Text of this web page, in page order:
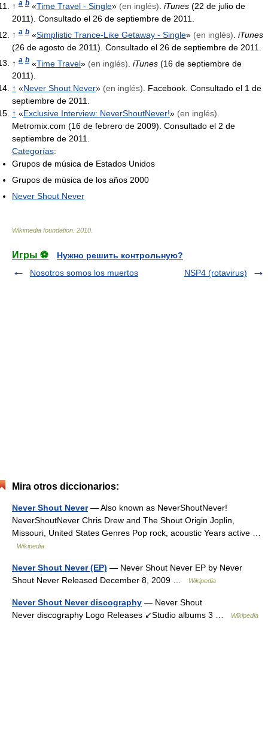
↑ a b «Time Travel - Single» (en inglés) iTunes (22 de julio de
2011). Consultado el 26 de septiembre de 2011.
↑ a b «Simplistic Trance-Like Getaway - Single» (en inglés) iTunes
(26 de agosto de 2011). Consultado el 26 de septiembre de 2011.
↑ a b «Time Travel» (en inglés) iTunes (16 de septiembre de
2011).
↑ «Never Shout Never» (en inglés). Facebook. Consultado el 1 de
septiembre de 2011.
↑ «Exclusive Interview: NeverShoutNever!» (en inglés).
Metromix.com (16 de febrero de 2009). Consultado el 2 de
septiembre de 2011.
Categorías:
Grupos de música de Estados Unidos
Grupos de música de los años 2000
Never Shout Never
Wikimedia foundation 2010
Игры ⚽
Нужно решить контрольную?
Nosotros somos los muertos
NSP4 (rotavirus)
Mira otros diccionarios:
Never Shout Never— Also known as NeverShoutNever!
NeverShoutNever Chris Drew and The Shout Origin Joplin,
Missouri, United States Genres Pop rock, acoustic Years active …
Wikipedia
Never Shout Never (EP) — Never Shout Never EP by Never
Shout Never Released December 8, 2009 …
Wikipedia
Never Shout Never discography — Never Shout
Never discography Logo Releases ↙Studio albums 3 …
Wikipedia